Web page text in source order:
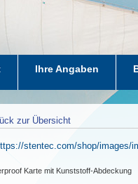
Ihre Angaben
zur Übersicht
Karte mit Kunststoff-Abdeckung